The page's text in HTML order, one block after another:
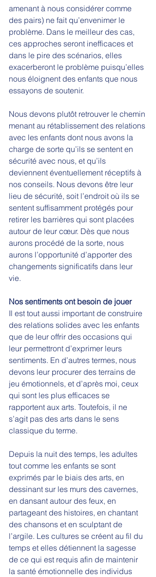
amenant à nous considérer comme
des pairs) ne fait qu’envenimer le
problème. Dans le meilleur des cas,
ces approches seront inefficaces et
dans le pire des scénarios, elles
exacerberont le problème puisqu’elles
nous éloignent des enfants que nous
essayons de soutenir.
Nous devons plutôt retrouver le chemin
menant au rétablissement des relations
avec les enfants dont nous avons la
charge de sorte qu’ils se sentent en
sécurité avec nous, et qu’ils
deviennent éventuellement réceptifs à
nos conseils. Nous devons être leur
lieu de sécurité, soit l’endroit où ils se
sentent suffisamment protégés pour
retirer les barrières qui sont placées
autour de leur cœur. Dès que nous
aurons procédé de la sorte, nous
aurons l’opportunité d’apporter des
changements significatifs dans leur
vie.
Nos sentiments ont besoin de jouer
Il est tout aussi important de construire
des relations solides avec les enfants
que de leur offrir des occasions qui
leur permettront d’exprimer leurs
sentiments. En d’autres termes, nous
devons leur procurer des terrains de
jeu émotionnels, et d’après moi, ceux
qui sont les plus efficaces se
rapportent aux arts. Toutefois, il ne
s’agit pas des arts dans le sens
classique du terme.
Depuis la nuit des temps, les adultes
tout comme les enfants se sont
exprimés par le biais des arts, en
dessinant sur les murs des cavernes,
en dansant autour des feux, en
partageant des histoires, en chantant
des chansons et en sculptant de
l’argile. Les cultures se créent au fil du
temps et elles détiennent la sagesse
de ce qui est requis afin de maintenir
la santé émotionnelle des individus